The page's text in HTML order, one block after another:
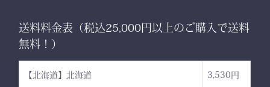
送料料金表（税込25,000円以上のご購入で送料
無料！）
【北海道】北海道 3,530円